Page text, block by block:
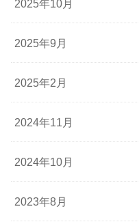
2025年10月
2025年9月
2025年2月
2024年11月
2024年10月
2023年8月